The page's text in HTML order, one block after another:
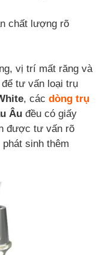
chất lượng rõ
vị trí mất răng và
tư vấn loại trụ
, các dòng trụ
Âu đều có giấy
được tư vấn rõ
sinh thêm